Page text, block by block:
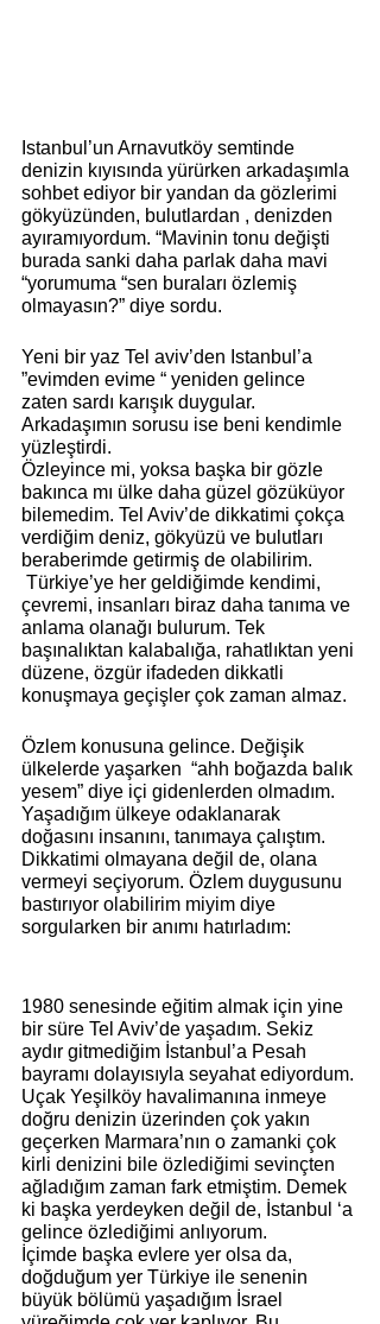
Istanbul’un Arnavutköy semtinde
denizin kıyısında yürürken arkadaşımla
sohbet ediyor bir yandan da gözlerimi
gökyüzünden, bulutlardan , denizden
ayıramıyordum. “Mavinin tonu değişti
burada sanki daha parlak daha mavi
“yorumuma “sen buraları özlemiş
olmayasın?” diye sordu.
Yeni bir yaz Tel aviv’den Istanbul’a
”evimden evime “ yeniden gelince
zaten sardı karışık duygular.
Arkadaşımın sorusu ise beni kendimle
yüzleştirdi.
Özleyince mi, yoksa başka bir gözle
bakınca mı ülke daha güzel gözüküyor
bilemedim. Tel Aviv’de dikkatimi çokça
verdiğim deniz, gökyüzü ve bulutları
beraberimde getirmiş de olabilirim.
çevremi, insanları biraz daha tanıma ve
anlama olanağı bulurum. Tek
başınalıktan kalabalığa, rahatlıktan yeni
düzene, özgür ifadeden dikkatli
konuşmaya geçişler çok zaman almaz.
Özlem konusuna gelince. Değişik
ülkelerde yaşarken  “ahh boğazda balık
yesem” diye içi gidenlerden olmadım.
Yaşadığım ülkeye odaklanarak
doğasını insanını, tanımaya çalıştım.
Dikkatimi olmayana değil de, olana
vermeyi seçiyorum. Özlem duygusunu
bastırıyor olabilirim miyim diye
sorgularken bir anımı hatırladım:
1980 senesinde eğitim almak için yine
bir süre Tel Aviv’de yaşadım. Sekiz
aydır gitmediğim İstanbul’a Pesah
bayramı dolayısıyla seyahat ediyordum.
Uçak Yeşilköy havalimanına inmeye
doğru denizin üzerinden çok yakın
geçerken Marmara’nın o zamanki çok
kirli denizini bile özlediğimi sevinçten
ağladığım zaman fark etmiştim. Demek
ki başka yerdeyken değil de, İstanbul ‘a
gelince özlediğimi anlıyorum.
İçimde başka evlere yer olsa da,
doğduğum yer Türkiye ile senenin
büyük bölümü yaşadığım İsrael